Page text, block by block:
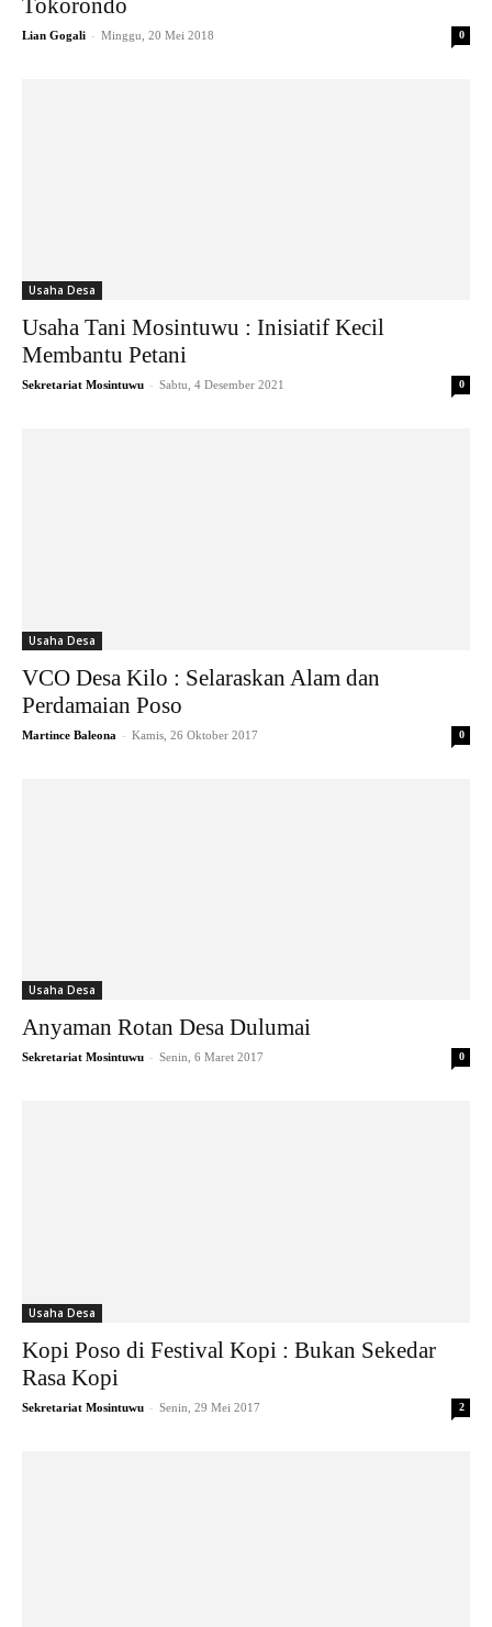
Tokorondo
Lian Gogali - Minggu, 20 Mei 2018 0
Usaha Desa
Usaha Tani Mosintuwu : Inisiatif Kecil
Membantu Petani
Sekretariat Mosintuwu - Sabtu, 4 Desember 2021 0
Usaha Desa
VCO Desa Kilo : Selaraskan Alam dan
Perdamaian Poso
Martince Baleona - Kamis, 26 Oktober 2017 0
Usaha Desa
Anyaman Rotan Desa Dulumai
Sekretariat Mosintuwu - Senin, 6 Maret 2017 0
Usaha Desa
Kopi Poso di Festival Kopi : Bukan Sekedar
Rasa Kopi
Sekretariat Mosintuwu - Senin, 29 Mei 2017 2